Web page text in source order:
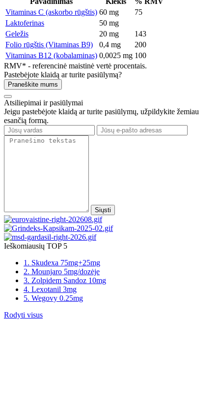
Vitaminas C (askorbo rūgštis) 60 mg
75
Laktoferinas
50 mg
Geležis
20 mg
143
Folio rūgštis (Vitaminas B9)
0,4 mg
200
Vitaminas B12 (kobalaminas) 0,0025 mg 100
RMV* - referencinė maistinė vertė procentais.
Pastebėjote klaidą ar turite pasiūlymą?
Praneškite mums
Atsiliepimai ir pasiūlymai
Jeigu pastebėjote klaidą ar turite pasiūlymų, užpildykite žemiau
esančią formą.
Siųsti
Ieškomiausių TOP 5
1. Skudexa 75mg+25mg
2. Mounjaro 5mg/dozėje
3. Zolpidem Sandoz 10mg
4. Lexotanil 3mg
5. Wegovy 0.25mg
Rodyti visus